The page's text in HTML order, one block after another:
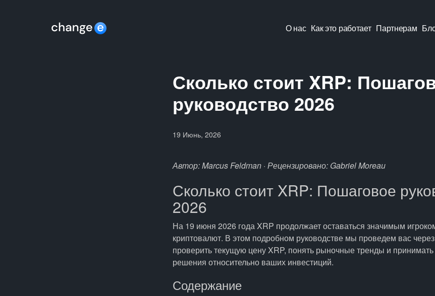
О нас Как это работает Партнерам
Сколько стоит XRP:
руководство 2026
19 Июнь, 2026
Автор: Marcus Feldman · Рецензировано: Gabriel Moreau
Сколько стоит XRP: Пошаговое
2026
На 19 июня 2026 года XRP продолжает оставаться значимым
криптовалют. В этом подробном руководстве мы проведем вас
проверить текущую цену XRP, понять рыночные тренды и
решения относительно ваших инвестиций.
Содержание